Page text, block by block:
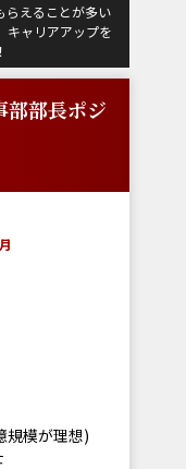
らえることが多い
キャリアアップを
部部長ポジ
規模が理想)